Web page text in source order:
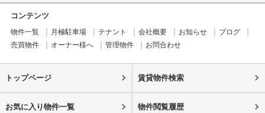
コンテンツ
物件一覧 月極駐車場 テナント 会社概要 お知らせ
ブログ
売買物件
オーナー様へ 管理物件 お問合わせ
トップページ 賃貸物件検索
お気に入り物件一覧 物件閲覧履歴